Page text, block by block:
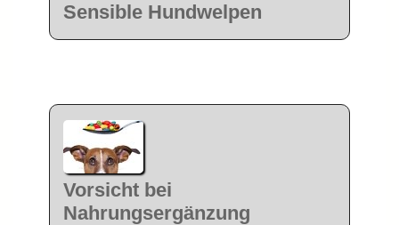
Sensible Hundwelpen
Vorsicht bei
Nahrungsergänzung